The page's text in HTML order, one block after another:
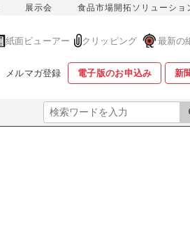
展示会 食品市場開拓ソリューショ
紙面ビューアー クリッピング 最新の
メルマガ登録 電子版のお申込み 新